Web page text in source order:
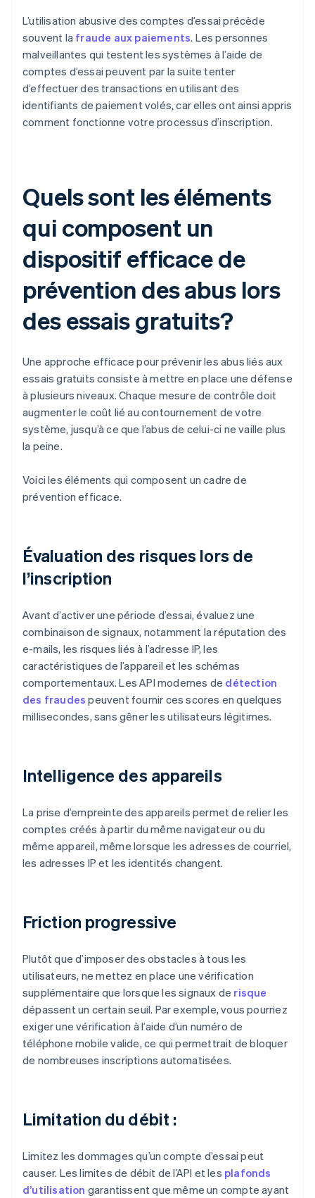
L’utilisation abusive des comptes d’essai précède
souvent la fraude aux paiements. Les personnes
malveillantes qui testent les systèmes à l’aide de
comptes d’essai peuvent par la suite tenter
d’effectuer des transactions en utilisant des
identifiants de paiement volés, car elles ont ainsi appris
comment fonctionne votre processus d’inscription.
Quels sont les éléments
qui composent un
dispositif efficace de
prévention des abus lors
des essais gratuits?
Une approche efficace pour prévenir les abus liés aux
essais gratuits consiste à mettre en place une défense
à plusieurs niveaux. Chaque mesure de contrôle doit
augmenter le coût lié au contournement de votre
système, jusqu’à ce que l’abus de celui-ci ne vaille plus
la peine.
Voici les éléments qui composent un cadre de
prévention efficace.
Évaluation des risques lors de
l’inscription
Avant d’activer une période d’essai, évaluez une
combinaison de signaux, notamment la réputation des
e-mails, les risques liés à l’adresse IP, les
caractéristiques de l’appareil et les schémas
comportementaux. Les API modernes de détection
des fraudes peuvent fournir ces scores en quelques
millisecondes, sans gêner les utilisateurs légitimes.
Intelligence des appareils
La prise d’empreinte des appareils permet de relier les
comptes créés à partir du même navigateur ou du
même appareil, même lorsque les adresses de courriel,
les adresses IP et les identités changent.
Friction progressive
Plutôt que d’imposer des obstacles à tous les
utilisateurs, ne mettez en place une vérification
supplémentaire que lorsque les signaux de risque
dépassent un certain seuil. Par exemple, vous pourriez
exiger une vérification à l’aide d’un numéro de
téléphone mobile valide, ce qui permettrait de bloquer
de nombreuses inscriptions automatisées.
Limitation du débit :
Limitez les dommages qu’un compte d’essai peut
causer. Les limites de débit de l’API et les plafonds
d’utilisation garantissent que même un compte ayant